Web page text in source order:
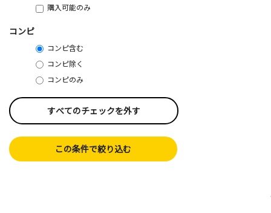
購入可能のみ
コンピ
コンピ含む
コンピ除く
コンピのみ
すべてのチェックを外す
この条件で絞り込む